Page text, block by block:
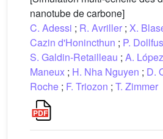
nanotube de carbone]
C. Adessi ; R. Avriller ; X.
Cazin d'Honincthun ; P. Dollfus
S. Galdin-Retailleau ; A.
Maneux ; H. Nha Nguyen ; D.
Roche ; F. Triozon ; T. Zimmer